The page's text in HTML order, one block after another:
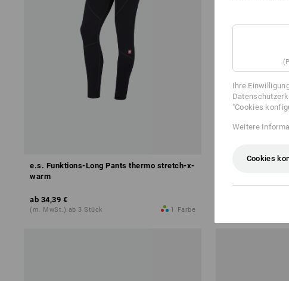
e.s. Funktions-Long Pants thermo stretch-x-
warm
ab 34,39 €
(m. MwSt.) ab 3 Stück 1 Farbe
e.s. Funktions-T-
Ihre
"Cookies
Weitere
Cookies